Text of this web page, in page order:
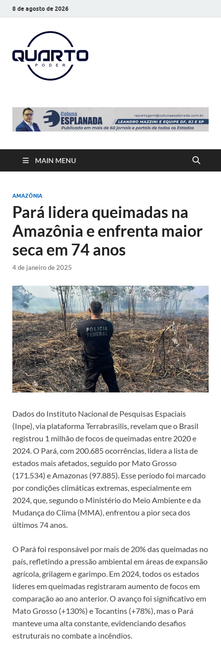
8 de agosto de 2026
MAIN MENU
AMAZÔNIA
Pará lidera queimadas na
Amazônia e enfrenta maior
seca em 74 anos
4 de janeiro de 2025
Dados do Instituto Nacional de Pesquisas Espaciais
(Inpe), via plataforma Terrabrasilis, revelam que o Brasil
registrou 1 milhão de focos de queimadas entre 2020 e
2024. O Pará, com 200.685 ocorrências, lidera a lista de
estados mais afetados, seguido por Mato Grosso
(171.534) e Amazonas (97.885). Esse período foi marcado
por condições climáticas extremas, especialmente em
2024, que, segundo o Ministério do Meio Ambiente e da
Mudança do Clima (MMA), enfrentou a pior seca dos
últimos 74 anos.
O Pará foi responsável por mais de 20% das queimadas no
país, refletindo a pressão ambiental em áreas de expansão
agrícola, grilagem e garimpo. Em 2024, todos os estados
líderes em queimadas registraram aumento de focos em
comparação ao ano anterior. O avanço foi significativo em
Mato Grosso (+130%) e Tocantins (+78%), mas o Pará
manteve uma alta constante, evidenciando desafios
estruturais no combate a incêndios.